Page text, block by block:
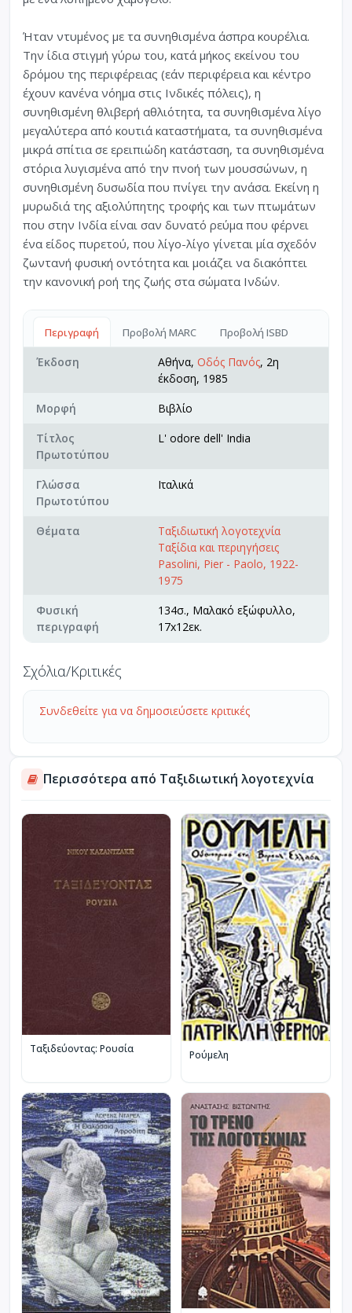
Ήταν ντυμένος με τα συνηθισμένα άσπρα κουρέλια.
Την ίδια στιγμή γύρω του, κατά μήκος εκείνου του
δρόμου της περιφέρειας (εάν περιφέρεια και κέντρο
έχουν κανένα νόημα στις Ινδικές πόλεις), η
συνηθισμένη θλιβερή αθλιότητα, τα συνηθισμένα λίγο
μεγαλύτερα από κουτιά καταστήματα, τα συνηθισμένα
μικρά σπίτια σε ερειπιώδη κατάσταση, τα συνηθισμένα
στόρια λυγισμένα από την πνοή των μουσσώνων, η
συνηθισμένη δυσωδία που πνίγει την ανάσα. Εκείνη η
μυρωδιά της αξιολύπητης τροφής και των πτωμάτων
που στην Ινδία είναι σαν δυνατό ρεύμα που φέρνει
ένα είδος πυρετού, που λίγο-λίγο γίνεται μία σχεδόν
ζωντανή φυσική οντότητα και μοιάζει να διακόπτει
την κανονική ροή της ζωής στα σώματα Ινδών.
Περιγραφή Προβολή MARC Προβολή ISBD
Έκδοση Αθήνα, Οδός Πανός, 2η
έκδοση, 1985
Μορφή
Βιβλίο
Τίτλος
Πρωτοτύπου
L' odore dell' India
Γλώσσα
Πρωτοτύπου
Ιταλικά
Θέματα
Ταξιδιωτική λογοτεχνία
Ταξίδια και περιηγήσεις
Pasolini, Pier - Paolo, 1922-
1975
Φυσική
περιγραφή
134σ., Μαλακό εξώφυλλο,
17x12εκ.
Σχόλια/Κριτικές
Συνδεθείτε για να δημοσιεύσετε κριτικές
Περισσότερα από Ταξιδιωτική λογοτεχνία
Ταξιδεύοντας: Ρουσία Ρούμελη